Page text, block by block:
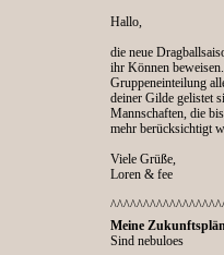
Hallo,
die neue
ihr Können
Gruppeneinteilung
deiner Gilde gelistet
Mannschaften, die
mehr berücksichtigt
Viele Grüße,
Loren & fee
Meine
Sind nebuloes